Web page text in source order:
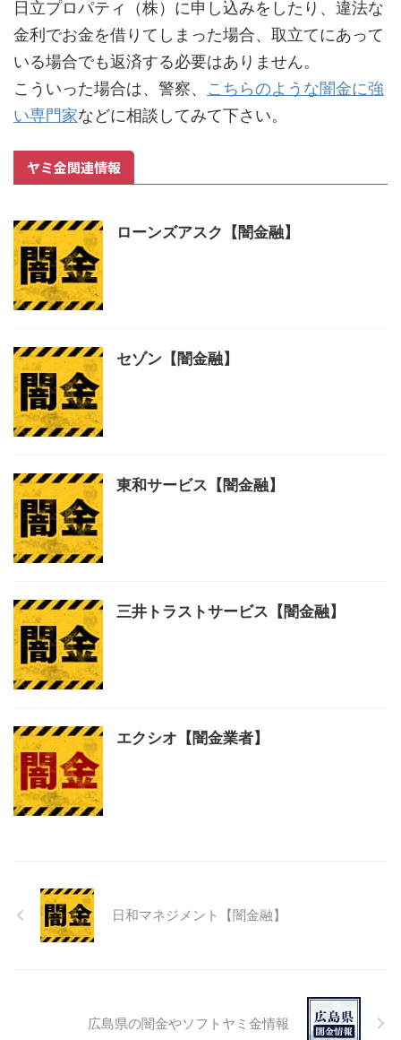
日立プロパティ（株）に申し込みをしたり、違法な
金利でお金を借りてしまった場合、取立てにあって
いる場合でも返済する必要はありません。
こういった場合は、警察、 こちらのような闇金に強
い専門家などに相談してみて下さい。
ヤミ金関連情報
ローンズアスク【闇金融】
セゾン【闇金融】
東和サービス【闇金融】
三井トラストサービス【闇金融】
エクシオ【闇金業者】
日和マネジメント【闇金融】
広島県の闇金やソフトヤミ金情報